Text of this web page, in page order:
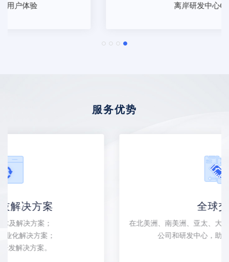
服务优势
在北美洲、南美洲、亚太、大中华区等十多个地区拥有分
公司和研发中心，助力客户全球部署。